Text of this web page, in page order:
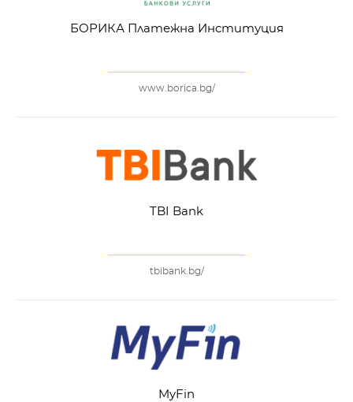
БОРИКА Платежна Институция
www.borica.bg/
TBI Bank
tbibank.bg/
MyFin